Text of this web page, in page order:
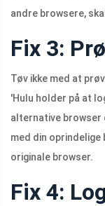
andre browsere,
Fix 3:
Tøv ikke med at
'Hulu holder på at
alternative
med din oprindelige
originale browser.
Fix 4: